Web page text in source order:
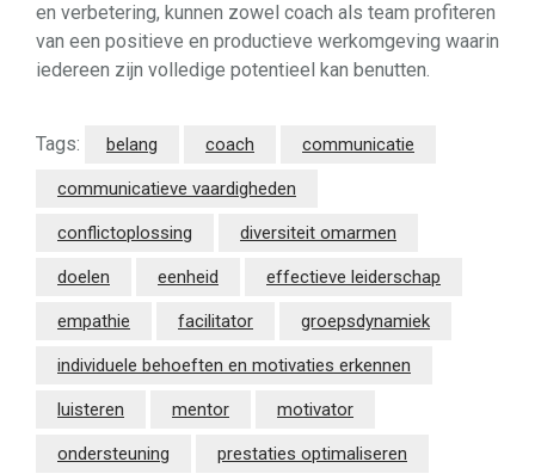
en verbetering, kunnen zowel coach als team profiteren
van een positieve en productieve werkomgeving waarin
iedereen zijn volledige potentieel kan benutten.
Tags: belang coach communicatie
communicatieve vaardigheden
conflictoplossing diversiteit omarmen
doelen eenheid effectieve leiderschap
empathie facilitator groepsdynamiek
individuele behoeften en motivaties erkennen
luisteren mentor motivator
ondersteuning prestaties optimaliseren